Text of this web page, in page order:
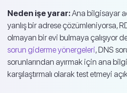
Neden işe yarar:Ana bilgisayar
yanlış bir adrese çözümleniyorsa,
olmayan bir evi bulmaya çalışıyor
sorun giderme yönergeleri, DNS
sorunlarından ayırmak için ana
karşılaştırmalı olarak test etmeyi